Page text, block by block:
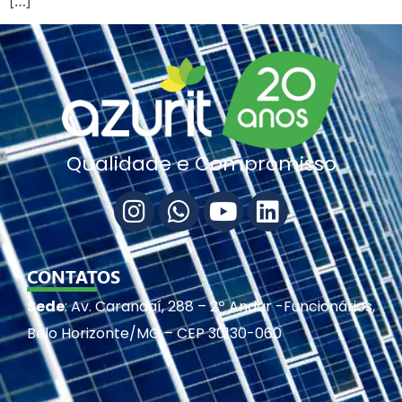
Qualidade e Compromisso
CONTATOS
Sede: Av. Carandaí, 288 – 2º Andar -Funcionários,
Belo Horizonte/MG – CEP 30130-060